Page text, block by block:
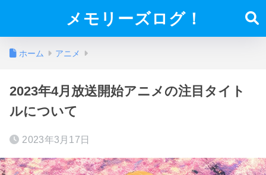
メモリーズログ！
ホーム アニメ
2023年4月放送開始アニメの注目タイト
ルについて
2023年3月17日